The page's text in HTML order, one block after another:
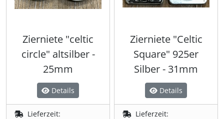
Zierniete "celtic
circle" altsilber -
25mm
Details
Lieferzeit:
Zierniete "Celtic
Square" 925er
Silber - 31mm
Details
Lieferzeit:
Spardosen & Geldgeschenke (6)
Statuen (401)
Wikinger & Germanen (22)
Tassen & Co.
Themen Kochbücher
Wandbilder & Plaketten
Umhängetaschen (56)
Wämse & Jacken (11)
Zubehör & Accessoires
Kerzenständer (20)
Leuchtartikel/ Taschenlampen (16)
Maritimes & Nautisches
Markierungsbänder
Messer, Taschenmesser & Beile (166)
Tiaras & Diademe
Uhren & Taschenuhren
Jahreskreis (4)
Männer-Spiritualität (2)
Naturspiritualität (5)
Räuchern, Pendeln & Co
Runen & Ogham
Ritualkleidung & Roben (31)
Sanduhren & Co (5)
Statuen
Wikinger & Germanen (22)
Trommeln, Klagschalen & Musikinstrumente (37)
Wandbilder & Plaketten